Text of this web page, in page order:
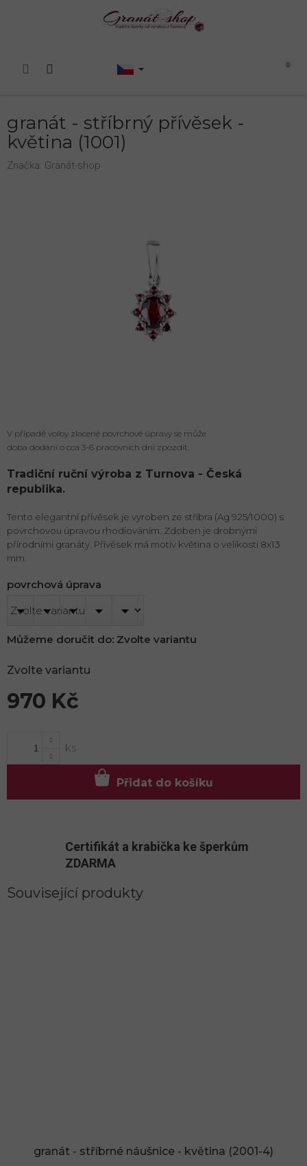
Nákupní
granát - stříbrný přívěsek -
květina (1001)
Značka: Granát-shop
970 Kč
Zvolte variantu
povrchová úprava
Můžeme doručit do: Zvolte variantu
Přidat do košíku
V případě volby zlacené povrchové úpravy se může
doba dodání o cca 3-6 pracovních dní zpozdit.
Tradiční ruční výroba z Turnova - Česká
republika.
Tento elegantní přívěsek je vyroben ze stříbra (Ag 925/1000) s
povrchovou úpravou rhodiováním. Zdoben je drobnými
přírodními granáty. Přívěsek má motiv květina o velikosti 8x13
mm.
Certifikát a krabička ke šperkům
ZDARMA
Související produkty
granát - stříbrné náušnice - květina (2001-4)